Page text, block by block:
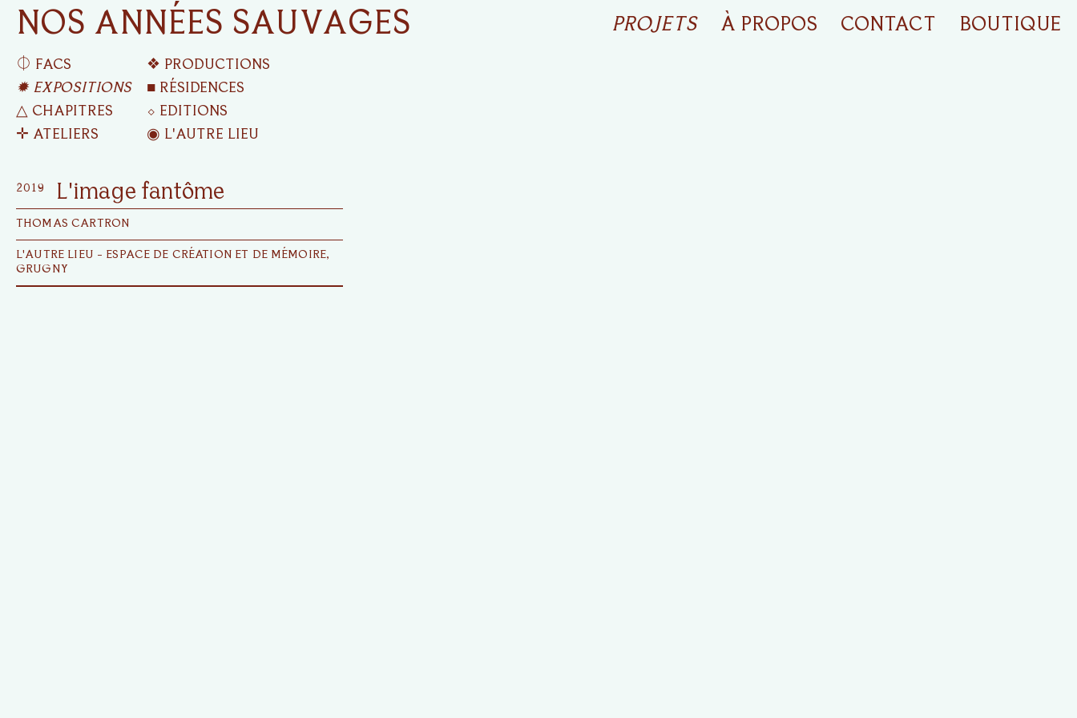
NOS ANNÉES SAUVAGES PROJETS À PROPOS CONTACT BOUTIQUE
⏀ FACS
❖ PRODUCTIONS
✹ EXPOSITIONS
■ RÉSIDENCES
△ CHAPITRES
⬦ EDITIONS
✛ ATELIERS
◉ L'AUTRE LIEU
2019 L'image fantôme
THOMAS CARTRON
L'AUTRE LIEU - ESPACE DE CRÉATION ET DE MÉMOIRE,
GRUGNY